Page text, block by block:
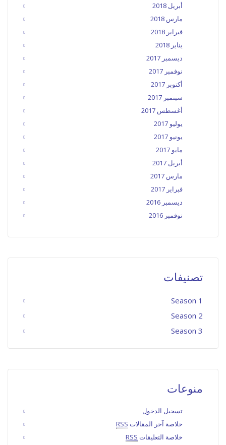
أبريل 2018
مارس 2018
فبراير 2018
يناير 2018
ديسمبر 2017
نوفمبر 2017
أكتوبر 2017
سبتمبر 2017
أغسطس 2017
يوليو 2017
يونيو 2017
مايو 2017
أبريل 2017
مارس 2017
فبراير 2017
ديسمبر 2016
نوفمبر 2016
تصنيفات
Season 1
Season 2
Season 3
منوعات
تسجيل الدخول
خلاصة آخر المقالات RSS
خلاصة التعليقات RSS